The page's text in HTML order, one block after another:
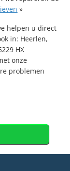
»
helpen u direct
in: Heerlen,
HX
onze
problemen